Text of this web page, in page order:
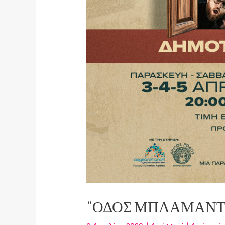
“ΟΔΌΣ